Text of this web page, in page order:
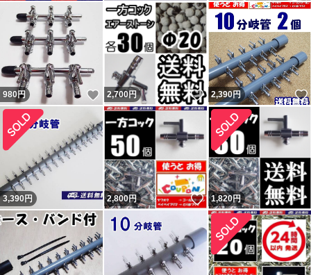
980円 いいね！
2,700円 いいね！
2,390円
3,390円 2,800円 いいね！
1,820円